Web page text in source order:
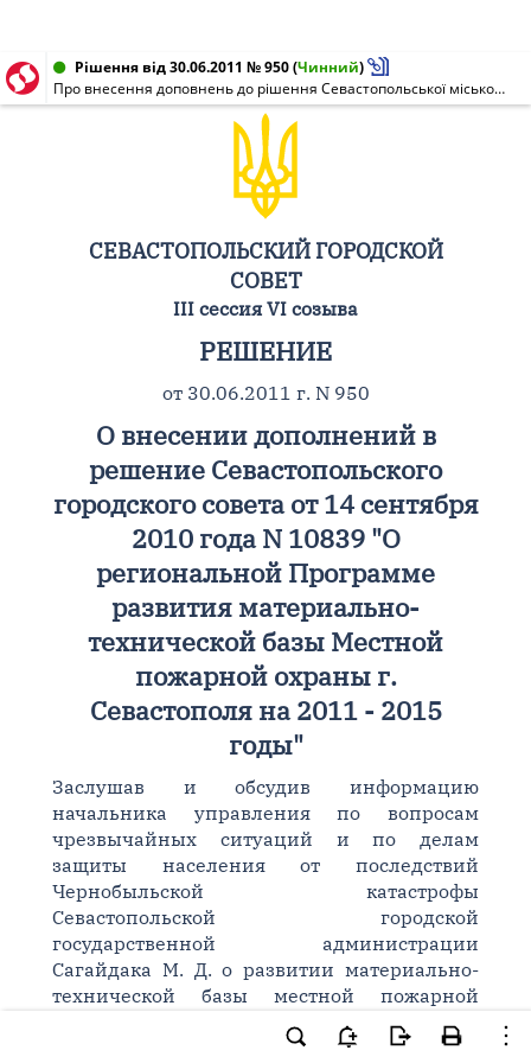
Рішення від 30.06.2011 № 950(Чинний)
Про внесення доповнень до рішення Севастопольської міської ради від 14 вересня 2010 року N 10839 "Про регіональну Програму розвитку матеріально-технічної бази Місцевої пожежної охорони м. Севастополя на 2011 - 2015 роки"
СЕВАСТОПОЛЬСКИЙ ГОРОДСКОЙ
СОВЕТ
III сессия VI созыва
РЕШЕНИЕ
от 30.06.2011 г. N 950
О внесении дополнений в
решение Севастопольского
городского совета от 14 сентября
2010 года N 10839 "О
региональной Программе
развития материально-
технической базы Местной
пожарной охраны г.
Севастополя на 2011 - 2015
годы"
Заслушав и обсудив информацию
начальника управления по вопросам
чрезвычайных ситуаций и по делам
защиты населения от последствий
Чернобыльской катастрофы
Севастопольской городской
государственной администрации
Сагайдака М. Д. о развитии материально-
технической базы местной пожарной
охраны, в соответствии с
Законом Украины
"О местном самоуправлении в Украине"